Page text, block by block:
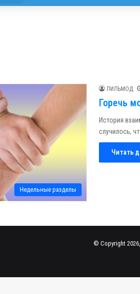
Недельные разделы
ЛИЛЬМОД
Горечь
История
случилось,
Читать
© Copyright